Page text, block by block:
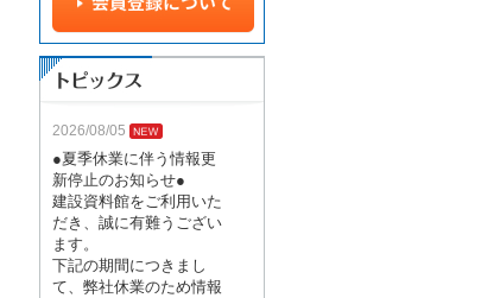
2026/08/05
●夏季休業に伴う情報更
新停止のお知らせ●
建設資料館をご利用いた
だき、誠に有難うござい
ます。
下記の期間につきまし
て、弊社休業のため情報